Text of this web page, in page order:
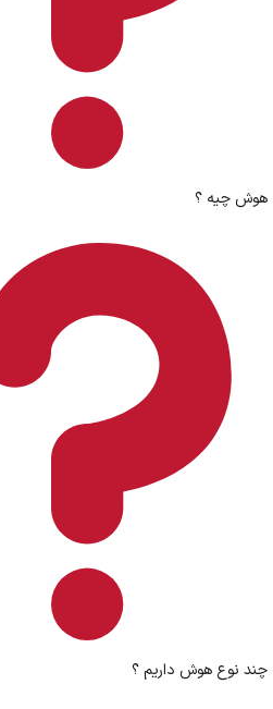
هوش چیه ؟
چند نوع هوش داریم ؟